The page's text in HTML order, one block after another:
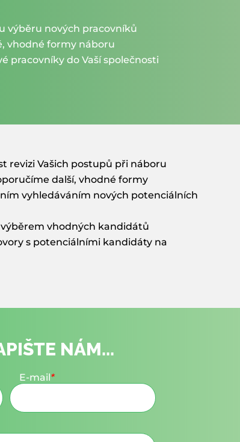
výběru nových pracovníků
vhodné formy náboru
pracovníky do Vaší společnosti
revizi Vašich postupů při náboru
další, vhodné formy
vyhledáváním nových potenciálních
vhodných kandidátů
s potenciálními kandidáty na
NÁM...
E-mail*